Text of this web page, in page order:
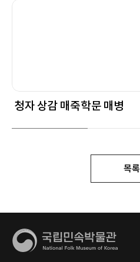
청자 상감 매죽학문 매병
목록